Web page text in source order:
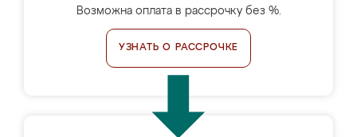
Возможна оплата в рассрочку без %.
УЗНАТЬ О РАССРОЧКЕ